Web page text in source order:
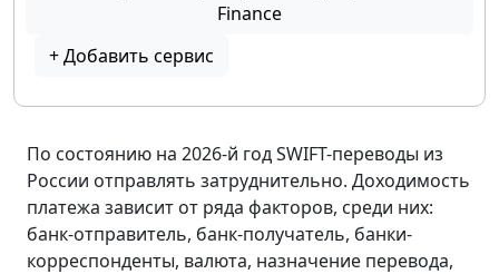
Finance
+ Добавить сервис
По состоянию на 2026-й год SWIFT-переводы из
России отправлять затруднительно. Доходимость
платежа зависит от ряда факторов, среди них:
банк-отправитель, банк-получатель, банки-
корреспонденты, валюта, назначение перевода,